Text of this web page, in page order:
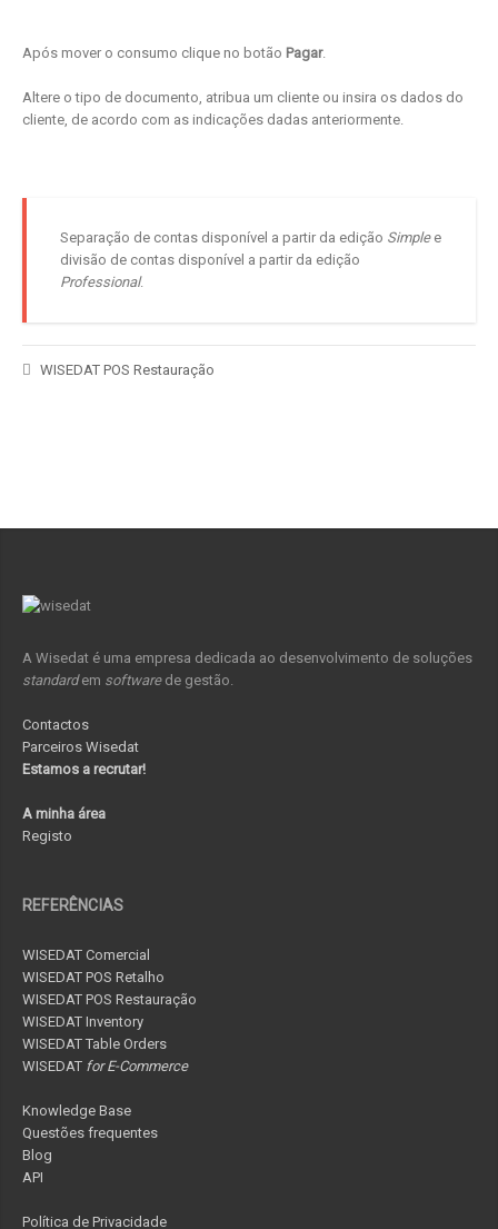
Após mover o consumo clique no botão Pagar.
Altere o tipo de documento, atribua um cliente ou insira os dados do
cliente, de acordo com as indicações dadas anteriormente.
Separação de contas disponível a partir da edição Simplee
divisão de contas disponível a partir da edição
Professional.
WISEDAT POS Restauração
A Wisedat é uma empresa dedicada ao desenvolvimento de soluções
standardem softwarede gestão.
Contactos
Parceiros Wisedat
Estamos a recrutar!
A minha área
Registo
REFERÊNCIAS
WISEDAT Comercial
WISEDAT POS Retalho
WISEDAT POS Restauração
WISEDAT Inventory
WISEDAT Table Orders
WISEDAT for E-Commerce
Knowledge Base
Questões frequentes
Blog
API
Política de Privacidade